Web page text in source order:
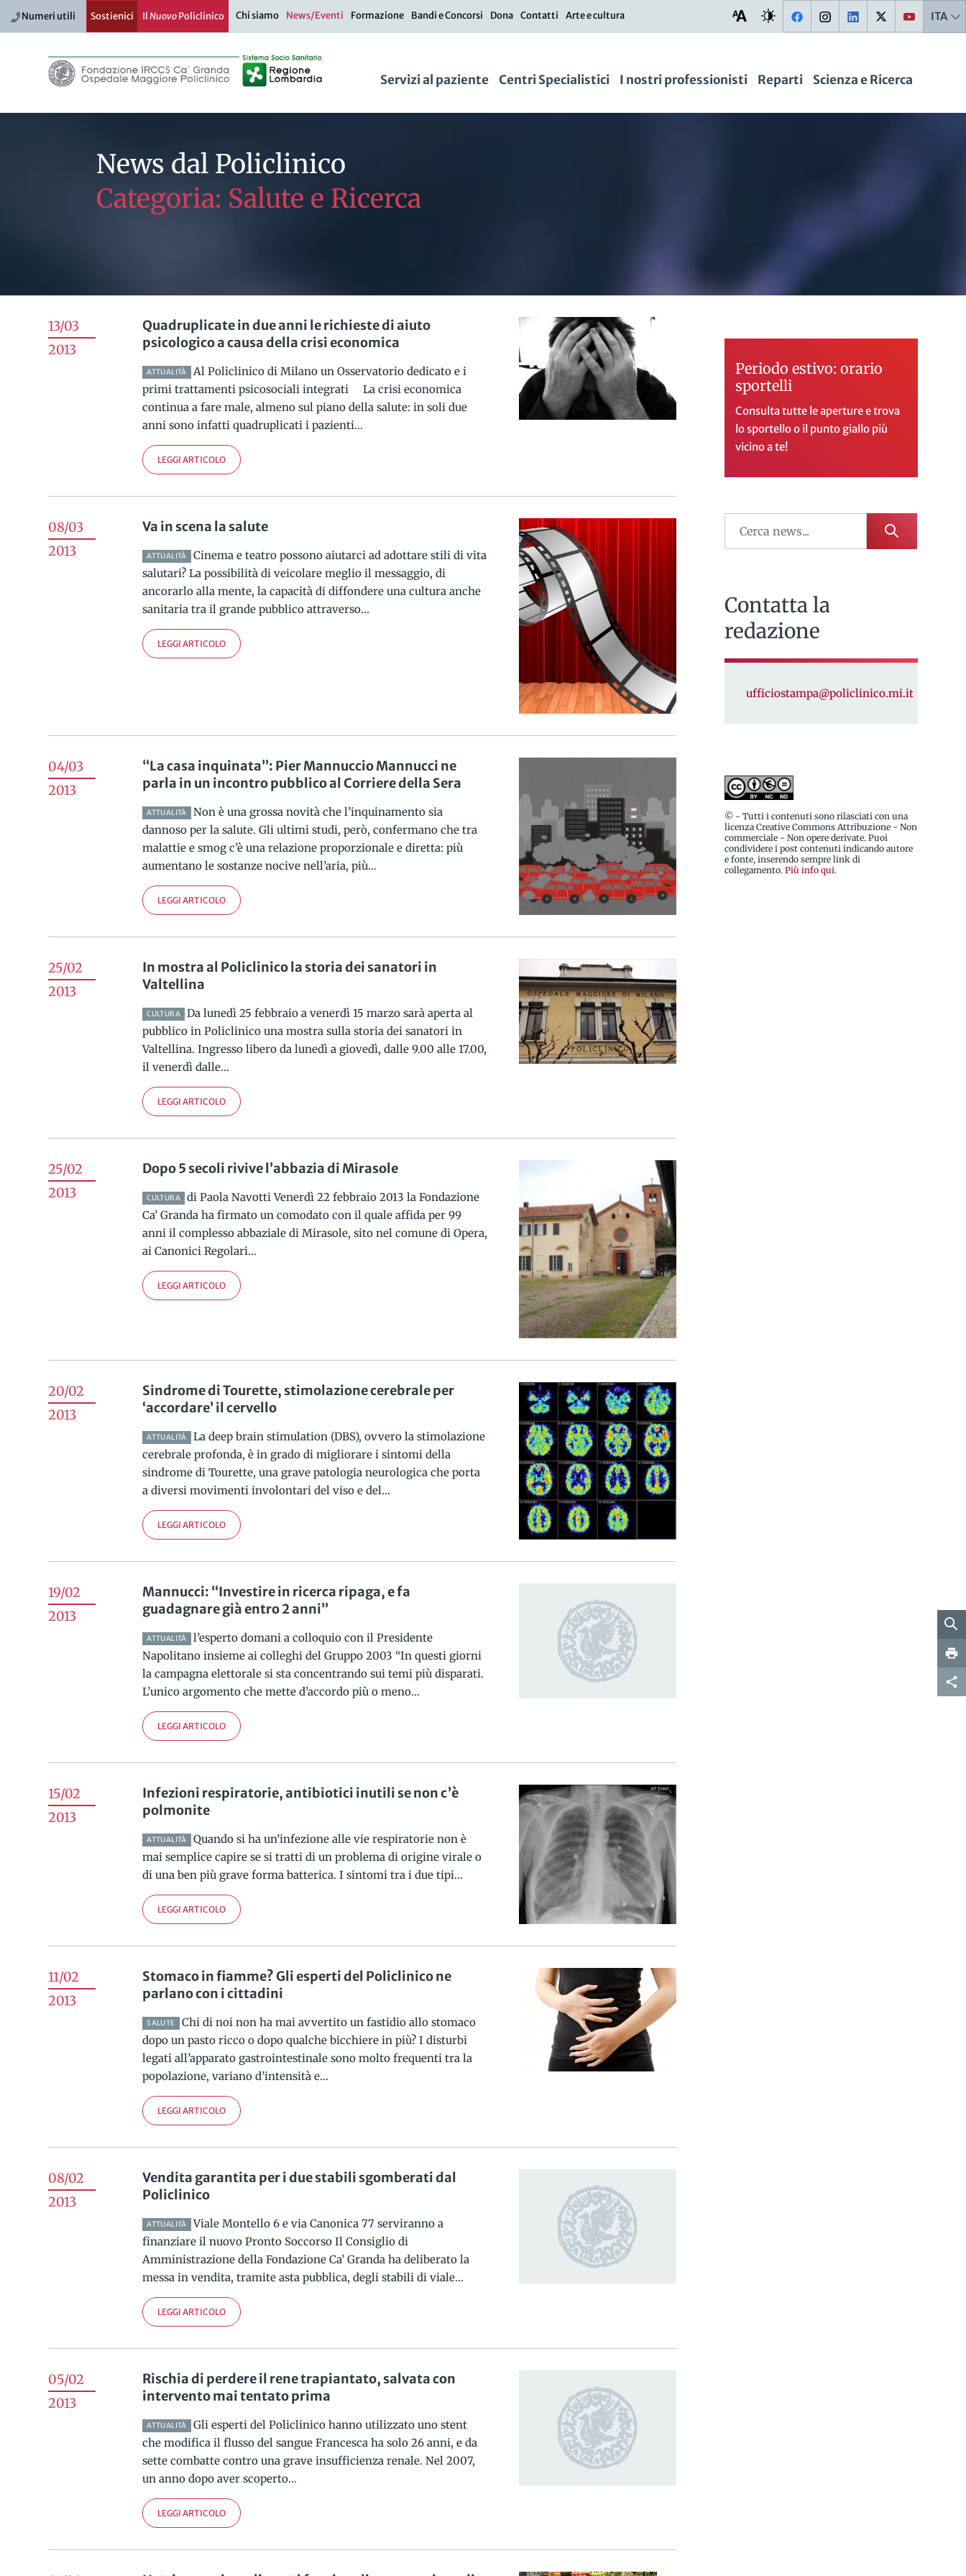
Numeri utili Sostienici IlNuovoPoliclinico Chi siamo News/Eventi Formazione Bandi e Concorsi Dona Contatti Arte e cultura ITA
Servizi al paziente Centri Specialistici I nostri professionisti Reparti Scienza e Ricerca
News dal Policlinico
Categoria: Salute e Ricerca
13/03
2013
Quadruplicate in due anni le richieste di aiuto
psicologico a causa della crisi economica
ATTUALITÀ
Al Policlinico di Milano un Osservatorio dedicato e i
primi trattamenti psicosociali integrati La crisi economica
continua a fare male, almeno sul piano della salute: in soli due
anni sono infatti quadruplicati i pazienti...
LEGGI ARTICOLO
08/03
2013
Va in scena la salute
ATTUALITÀ
Cinema e teatro possono aiutarci ad adottare stili di vita
salutari? La possibilità di veicolare meglio il messaggio, di
ancorarlo alla mente, la capacità di diffondere una cultura anche
sanitaria tra il grande pubblico attraverso...
LEGGI ARTICOLO
04/03
2013
“La casa inquinata”: Pier Mannuccio Mannucci ne
parla in un incontro pubblico al Corriere della Sera
ATTUALITÀ
Non è una grossa novità che l’inquinamento sia
dannoso per la salute. Gli ultimi studi, però, confermano che tra
malattie e smog c’è una relazione proporzionale e diretta: più
aumentano le sostanze nocive nell’aria, più...
LEGGI ARTICOLO
25/02
2013
In mostra al Policlinico la storia dei sanatori in
Valtellina
CULTURA
Da lunedì 25 febbraio a venerdì 15 marzo sarà aperta al
pubblico in Policlinico una mostra sulla storia dei sanatori in
Valtellina. Ingresso libero da lunedì a giovedì, dalle 9.00 alle 17.00,
il venerdì dalle...
LEGGI ARTICOLO
25/02
2013
Dopo 5 secoli rivive l’abbazia di Mirasole
CULTURA
di Paola Navotti Venerdì 22 febbraio 2013 la Fondazione
Ca’ Granda ha firmato un comodato con il quale affida per 99
anni il complesso abbaziale di Mirasole, sito nel comune di Opera,
ai Canonici Regolari...
LEGGI ARTICOLO
20/02
2013
Sindrome di Tourette, stimolazione cerebrale per
‘accordare’ il cervello
ATTUALITÀ
La deep brain stimulation (DBS), ovvero la stimolazione
cerebrale profonda, è in grado di migliorare i sintomi della
sindrome di Tourette, una grave patologia neurologica che porta
a diversi movimenti involontari del viso e del...
LEGGI ARTICOLO
19/02
2013
Mannucci: “Investire in ricerca ripaga, e fa
guadagnare già entro 2 anni”
ATTUALITÀ
l’esperto domani a colloquio con il Presidente
Napolitano insieme ai colleghi del Gruppo 2003 “In questi giorni
la campagna elettorale si sta concentrando sui temi più disparati.
L’unico argomento che mette d’accordo più o meno...
LEGGI ARTICOLO
15/02
2013
Infezioni respiratorie, antibiotici inutili se non c’è
polmonite
ATTUALITÀ
Quando si ha un’infezione alle vie respiratorie non è
mai semplice capire se si tratti di un problema di origine virale o
di una ben più grave forma batterica. I sintomi tra i due tipi...
LEGGI ARTICOLO
11/02
2013
Stomaco in fiamme? Gli esperti del Policlinico ne
parlano con i cittadini
SALUTE
Chi di noi non ha mai avvertito un fastidio allo stomaco
dopo un pasto ricco o dopo qualche bicchiere in più? I disturbi
legati all’apparato gastrointestinale sono molto frequenti tra la
popolazione, variano d’intensità e...
LEGGI ARTICOLO
08/02
2013
Vendita garantita per i due stabili sgomberati dal
Policlinico
ATTUALITÀ
Viale Montello 6 e via Canonica 77 serviranno a
finanziare il nuovo Pronto Soccorso Il Consiglio di
Amministrazione della Fondazione Ca’ Granda ha deliberato la
messa in vendita, tramite asta pubblica, degli stabili di viale...
LEGGI ARTICOLO
05/02
2013
Rischia di perdere il rene trapiantato, salvata con
intervento mai tentato prima
ATTUALITÀ
Gli esperti del Policlinico hanno utilizzato uno stent
che modifica il flusso del sangue Francesca ha solo 26 anni, e da
sette combatte contro una grave insufficienza renale. Nel 2007,
un anno dopo aver scoperto...
LEGGI ARTICOLO
Periodo estivo: orario
sportelli
Consulta tutte le aperture e trova
lo sportello o il punto giallo più
vicino a te!
Contatta la
redazione
ufficiostampa@policlinico.mi.it
© - Tutti i contenuti sono rilasciati con una
licenza Creative Commons Attribuzione - Non
commerciale - Non opere derivate. Puoi
condividere i post contenuti indicando autore
e fonte, inserendo sempre link di
collegamento. Più info qui.